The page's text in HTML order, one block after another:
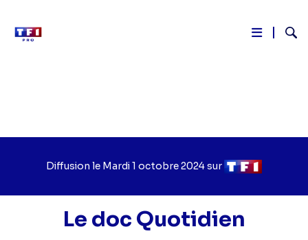
Diffusion le Jour
diffusion
Mardi 1 octobre 2024sur Chaîne
diffusion
Le doc Quotidien